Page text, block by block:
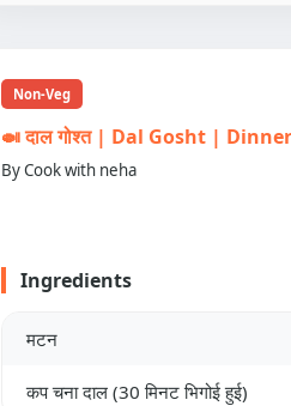
Non-Veg
🍛 दाल गोश्त | Dal Gosht |
By Cook with neha
Ingredients
मटन
कप चना दाल (30 मिनट भिगोई हुई)